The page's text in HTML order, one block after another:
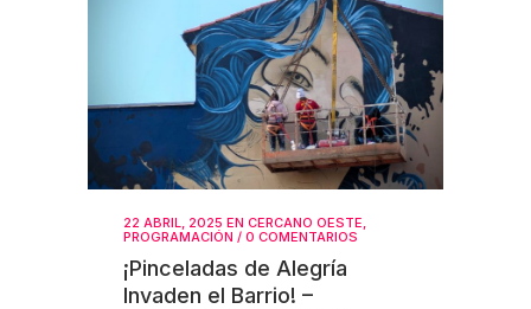
22 ABRIL, 2025 EN CERCANO OESTE,
PROGRAMACIÓN / 0 COMENTARIOS
¡Pinceladas de Alegría
Invaden el Barrio! –